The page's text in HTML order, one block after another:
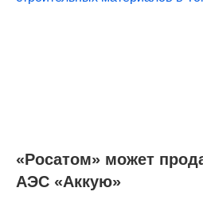
«Росатом» может
АЭС «Аккую»